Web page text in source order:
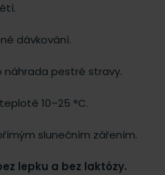
dávkování.
náhrada pestré stravy.
10–25 °C.
slunečním zářením.
lepku a bez laktózy.